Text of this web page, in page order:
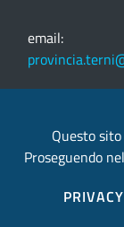
email:
Sito web
Questo
Proseguendo